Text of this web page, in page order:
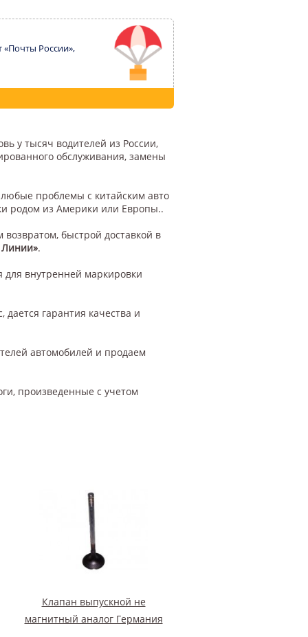
«Почты России»,
у тысяч водителей из России,
обслуживания, замены
проблемы с китайским авто
родом из Америки или Европы..
быстрой доставкой в
.
внутренней маркировки
гарантия качества и
автомобилей и продаем
произведенные с учетом
Клапан выпускной не
магнитный аналог Германия